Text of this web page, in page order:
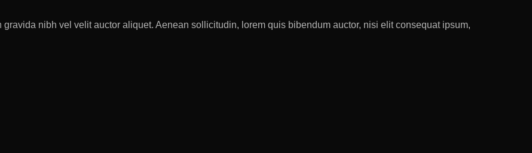
nibh vel velit auctor aliquet. Aenean sollicitudin, lorem quis bibendum auctor, nisi elit consequat ipsum,